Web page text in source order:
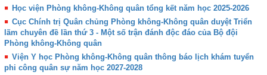
Học viện Phòng không-Không quân tổng kết năm học 2025-2026
Cục Chính trị Quân chủng Phòng không-Không quân duyệt Triển
lãm chuyên đề lần thứ 3 - Một số trận đánh độc đáo của Bộ đội
Phòng không-Không quân
Viện Y học Phòng không-Không quân thông báo lịch khám tuyển
phi công quân sự năm học 2027-2028